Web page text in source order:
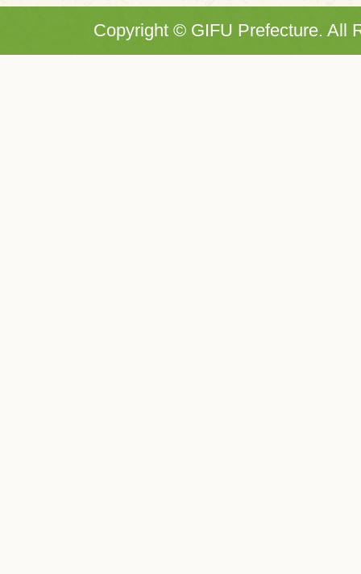
Copyright © GIFU Prefecture. All